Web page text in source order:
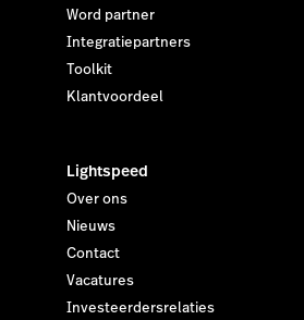
Word partner
Integratiepartners
Toolkit
Klantvoordeel
Lightspeed
Over ons
Nieuws
Contact
Vacatures
Investeerdersrelaties